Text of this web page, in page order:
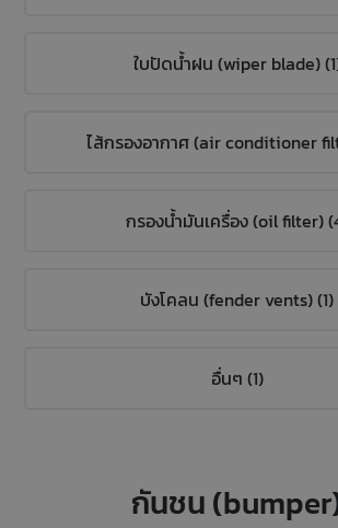
ใบปัดน้ำฝน (wiper blade)
ไส้กรองอากาศ (air conditioner
กรองน้ำมันเครื่อง (oil filter)
บังโคลน (fender vents) (1)
อื่นๆ (1)
กันชน